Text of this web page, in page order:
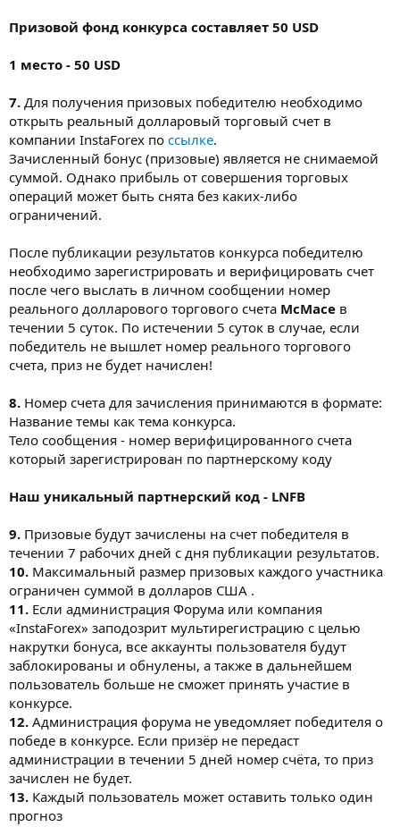
Призовой фонд конкурса составляет 50 USD
1 место - 50 USD
7. Для получения призовых победителю необходимо
открыть реальный долларовый торговый счет в
компании InstaForex по ссылке.
Зачисленный бонус (призовые) является не снимаемой
суммой. Однако прибыль от совершения торговых
операций может быть снята без каких-либо
ограничений.
После публикации результатов конкурса победителю
необходимо зарегистрировать и верифицировать счет
после чего выслать в личном сообщении номер
реального долларового торгового счета McMace в
течении 5 суток. По истечении 5 суток в случае, если
победитель не вышлет номер реального торгового
счета, приз не будет начислен!
8. Номер счета для зачисления принимаются в формате:
Название темы как тема конкурса.
Тело сообщения - номер верифицированного счета
который зарегистрирован по партнерскому коду
Наш уникальный партнерский код - LNFB
9. Призовые будут зачислены на счет победителя в
течении 7 рабочих дней с дня публикации результатов.
10. Максимальный размер призовых каждого участника
ограничен суммой в долларов США .
11. Если администрация Форума или компания
«InstaForex» заподозрит мультирегистрацию с целью
накрутки бонуса, все аккаунты пользователя будут
заблокированы и обнулены, а также в дальнейшем
пользователь больше не сможет принять участие в
конкурсе.
12. Администрация форума не уведомляет победителя о
победе в конкурсе. Если призёр не передаст
администрации в течении 5 дней номер счёта, то приз
зачислен не будет.
13. Каждый пользователь может оставить только один
прогноз